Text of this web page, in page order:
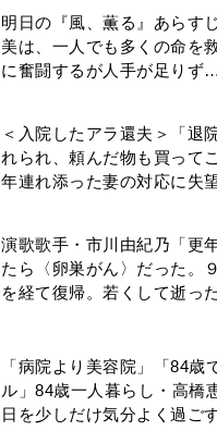
に奮闘するが人手が足りず
あり＞
＜入院したアラ還夫＞「退
年連れ添った妻の対応に失
時こそ助け合うのが夫婦で
に女性たちの反応は…
演歌歌手・市川由紀乃「更
を経て復帰。若くして逝っ
今も支えに」【2026上半期
日を少しだけ気分よく過ご
は…
もっと見る